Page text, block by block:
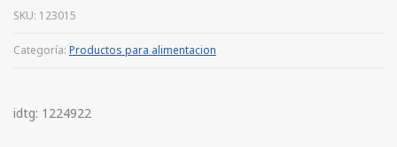
SKU: 123015
Categoría: Productos para alimentacion
idtg: 1224922